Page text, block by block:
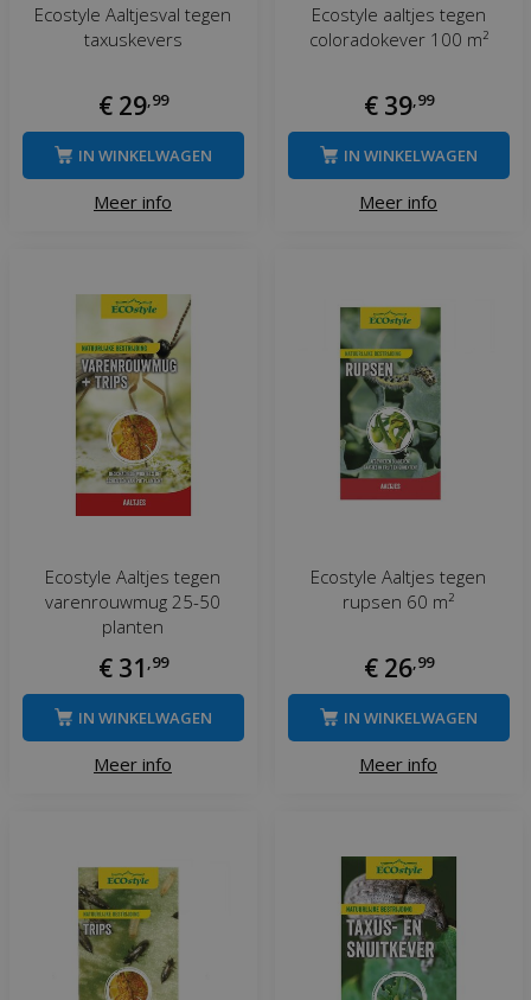
Ecostyle Aaltjesval tegen
taxuskevers
€ 29, 99
Meer info
IN WINKELWAGEN
Ecostyle aaltjes tegen
coloradokever 100 m²
€ 39, 99
Meer info
IN WINKELWAGEN
Ecostyle Aaltjes tegen
varenrouwmug 25-50
planten
€ 31 99
Meer info
IN WINKELWAGEN
Ecostyle Aaltjes tegen
rupsen 60 m²
€ 26 99
Meer info
IN WINKELWAGEN